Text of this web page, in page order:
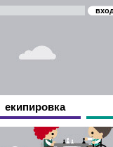
екипировка